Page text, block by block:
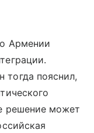
Армении
пояснил,
решение может